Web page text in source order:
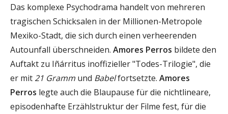
Das komplexe Psychodrama handelt von mehreren
tragischen Schicksalen in der Millionen-Metropole
Mexiko-Stadt, die sich durch einen verheerenden
Autounfall überschneiden. Amores Perros bildete den
Auftakt zu Iñárritus inoffizieller "Todes-Trilogie", die
er mit 21 Gramm und Babelfortsetzte. Amores
Perros legte auch die Blaupause für die nichtlineare,
episodenhafte Erzählstruktur der Filme fest, für die